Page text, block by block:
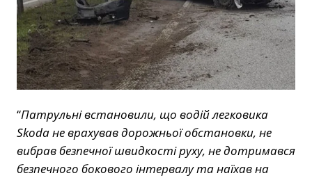
“Патрульні встановили, що водій легковика
Skoda не врахував дорожньої обстановки, не
вибрав безпечної швидкості руху, не дотримався
безпечного бокового інтервалу та наїхав на